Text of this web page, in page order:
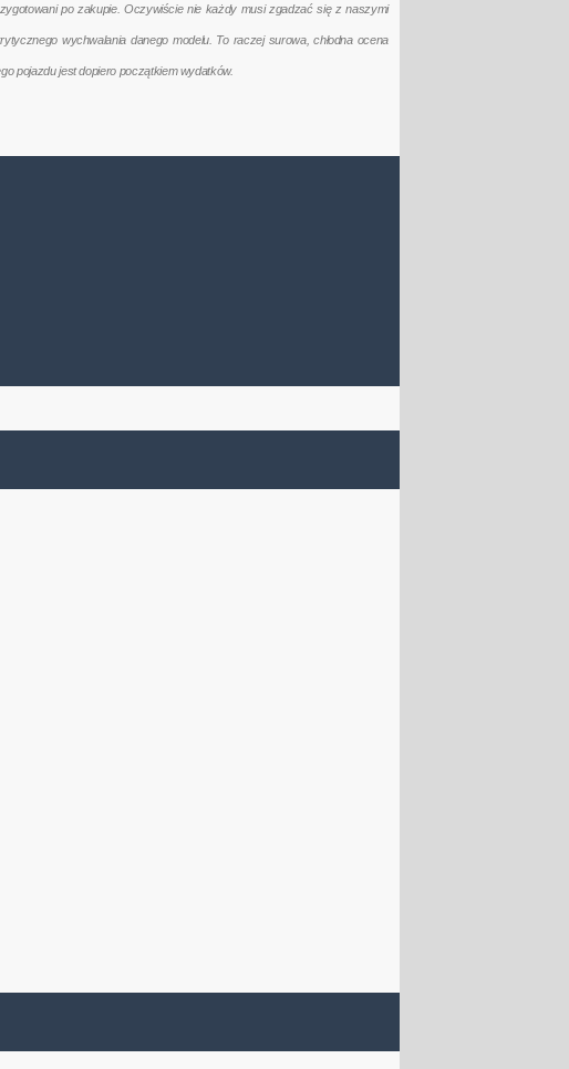
po zakupie. Oczywiście nie każdy musi zgadzać się z naszymi
wychwalania danego modelu. To raczej surowa, chłodna ocena
pojazdu jest dopiero początkiem wydatków.